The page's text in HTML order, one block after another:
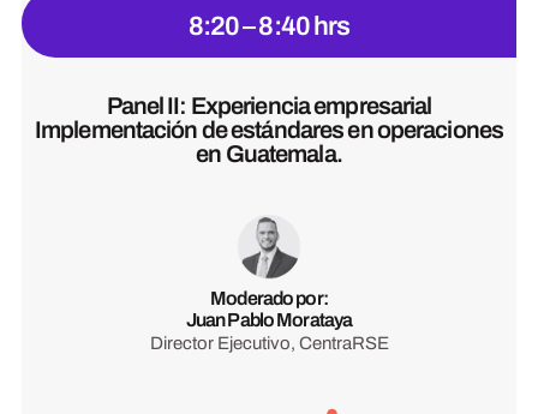
8:20 – 8:40 hrs
Panel II: Experiencia empresarial
Implementación de estándares en operaciones
en Guatemala.
Moderado por:
Juan Pablo Morataya
Director Ejecutivo, CentraRSE